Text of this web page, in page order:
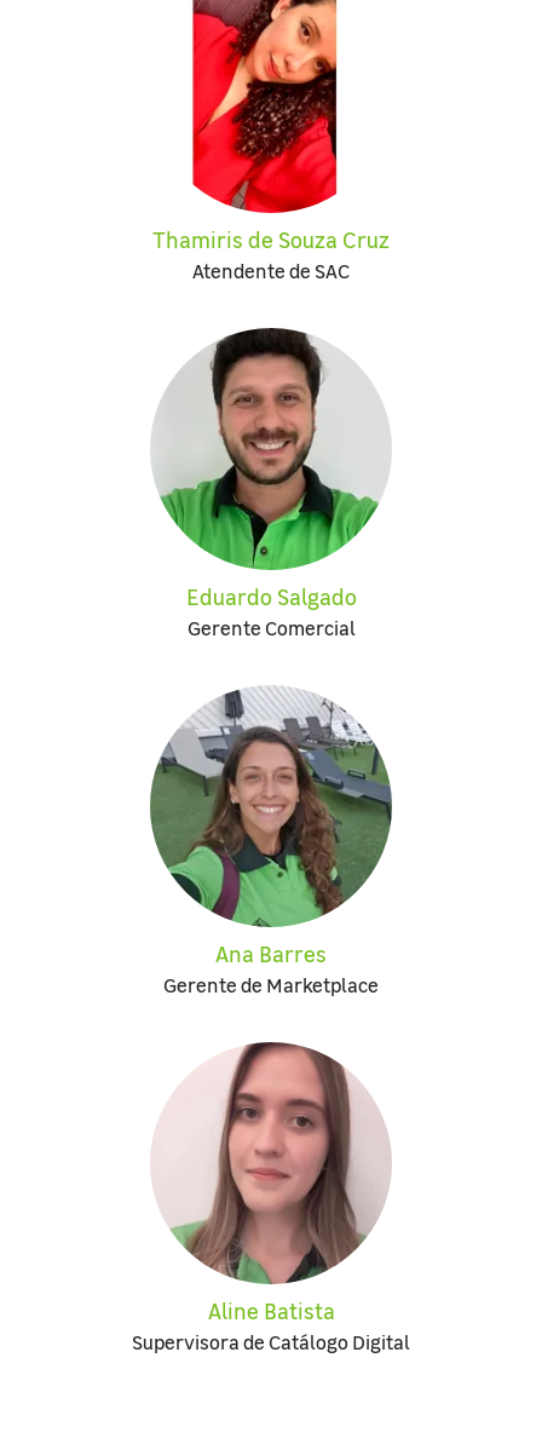
Thamiris de Souza Cruz
Atendente de SAC
Eduardo Salgado
Gerente Comercial
Ana Barres
Gerente de Marketplace
Aline Batista
Supervisora de Catálogo Digital